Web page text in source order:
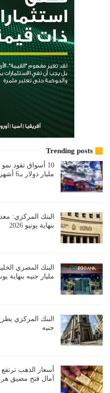
Trending posts
مليار دولار بـ6 أشهر
بنهاية يونيو 2026
مليار جنيه بنهاية يونيو
جنيه
آمال فتح مضيق